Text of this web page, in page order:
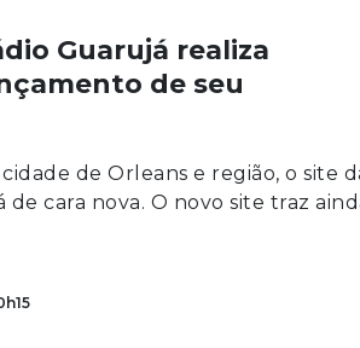
Guarujá realiza
de seu
de Orleans e região, o site
de cara nova. O novo site traz